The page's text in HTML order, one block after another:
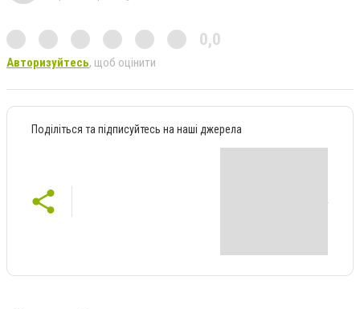
0,0
Авторизуйтесь, щоб оцінити
Поділіться та підписуйтесь на наші джерела